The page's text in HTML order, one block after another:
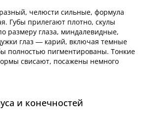
челюсти сильные, формула
Губы прилегают плотно, скулы
размеру глаза, миндалевидные,
глаз — карий, включая темные
полностью пигментированы. Тонкие
свисают, посажены немного
и конечностей